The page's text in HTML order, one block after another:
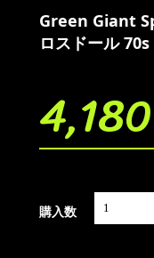
Green Giant
ロスドール
4,180
購入数